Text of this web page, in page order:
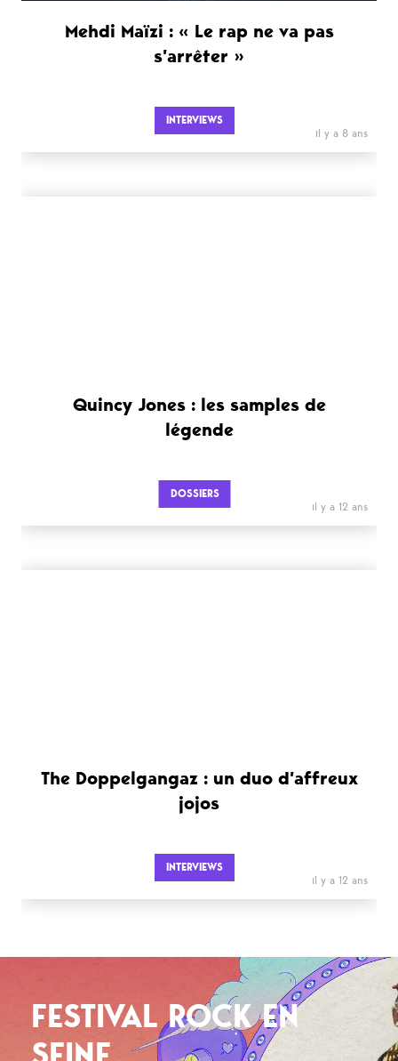
Mehdi Maïzi : « Le rap ne va pas
s’arrêter »
INTERVIEWS
il y a 8 ans
Quincy Jones : les samples de
légende
DOSSIERS
il y a 12 ans
The Doppelgangaz : un duo d’affreux
jojos
INTERVIEWS
il y a 12 ans
FESTIVAL ROCK EN